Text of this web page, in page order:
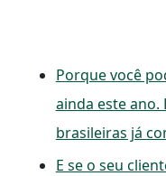
Porque você
ainda este ano.
brasileiras já
E se o seu